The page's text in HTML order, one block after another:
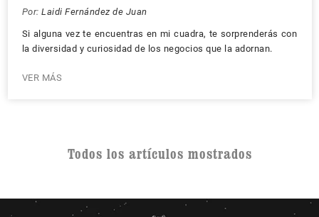
Por: Laidi Fernández de Juan
Si alguna vez te encuentras en mi cuadra, te sorprenderás con
la diversidad y curiosidad de los negocios que la adornan.
VER MÁS
Todos los artículos mostrados